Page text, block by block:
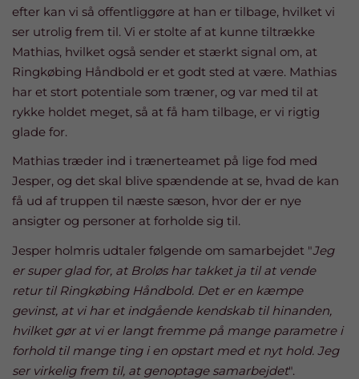
efter kan vi så offentliggøre at han er tilbage, hvilket vi
ser utrolig frem til. Vi er stolte af at kunne tiltrække
Mathias, hvilket også sender et stærkt signal om, at
Ringkøbing Håndbold er et godt sted at være. Mathias
har et stort potentiale som træner, og var med til at
rykke holdet meget, så at få ham tilbage, er vi rigtig
glade for.
Mathias træder ind i trænerteamet på lige fod med
Jesper, og det skal blive spændende at se, hvad de kan
få ud af truppen til næste sæson, hvor der er nye
ansigter og personer at forholde sig til.
Jesper holmris udtaler følgende om samarbejdet "Jeg
er super glad for, at Broløs har takket ja til at vende
retur til Ringkøbing Håndbold. Det er en kæmpe
gevinst, at vi har et indgående kendskab til hinanden,
hvilket gør at vi er langt fremme på mange parametre i
forhold til mange ting i en opstart med et nyt hold. Jeg
ser virkelig frem til, at genoptage samarbejdet".